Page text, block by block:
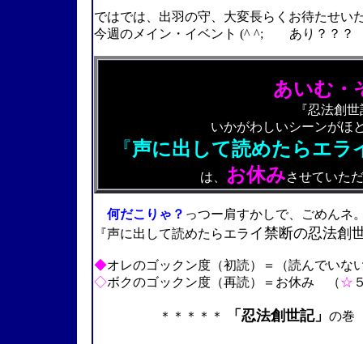
ではでは、出羽の守、大変長らくお待たせい
今週のメイン・イベント (^ ^; あり？？？
あいむ・
『忍法創
いかがわしいシーンがほ
『声に出して読めたらエラ
は、 お休みさせていた
何だこりゃ？ っつー肩すかしで、ごめんネ
『声に出して読めたらエラ イ禁断の忍法創
◆オレのゴックン度（初読）＝（読んでいな
◇ボクのゴックン度（再読）＝お休み （☆
＊＊＊＊＊ 「忍法創世記」 の